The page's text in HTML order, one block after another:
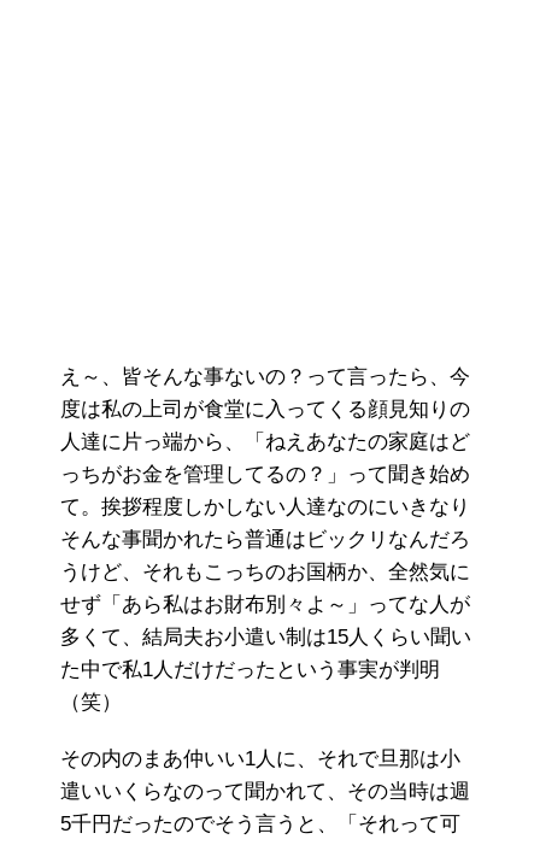
え～、皆そんな事ないの？って言ったら、今
度は私の上司が食堂に入ってくる顔見知りの
人達に片っ端から、「ねえあなたの家庭はど
っちがお金を管理してるの？」って聞き始め
て。挨拶程度しかしない人達なのにいきなり
そんな事聞かれたら普通はビックリなんだろ
うけど、それもこっちのお国柄か、全然気に
せず「あら私はお財布別々よ～」ってな人が
多くて、結局夫お小遣い制は15人くらい聞い
た中で私1人だけだったという事実が判明
（笑）
その内のまあ仲いい1人に、それで旦那は小
遣いいくらなのって聞かれて、その当時は週
5千円だったのでそう言うと、「それって可